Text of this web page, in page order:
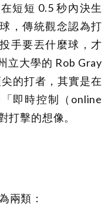
短短 0.5 秒內決生
，傳統觀念認為打
手要丟什麼球，才
立大學的 Rob Gray
的打者，其實是在
即時控制（online
擊的想像。
兩類：